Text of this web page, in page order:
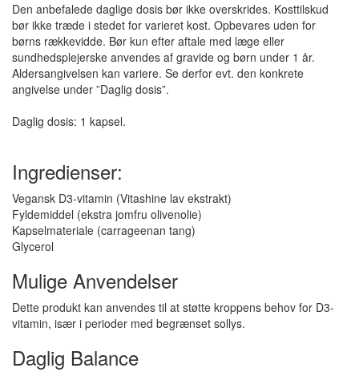
Den anbefalede daglige dosis bør ikke overskrides. Kosttilskud
bør ikke træde i stedet for varieret kost. Opbevares uden for
børns rækkevidde. Bør kun efter aftale med læge eller
sundhedsplejerske anvendes af gravide og børn under 1 år.
Aldersangivelsen kan variere. Se derfor evt. den konkrete
angivelse under ”Daglig dosis”.
Daglig dosis: 1 kapsel.
Ingredienser:
Vegansk D3-vitamin (Vitashine lav ekstrakt)
Fyldemiddel (ekstra jomfru olivenolie)
Kapselmateriale (carrageenan tang)
Glycerol
Mulige Anvendelser
Dette produkt kan anvendes til at støtte kroppens behov for D3-
vitamin, især i perioder med begrænset sollys.
Daglig Balance